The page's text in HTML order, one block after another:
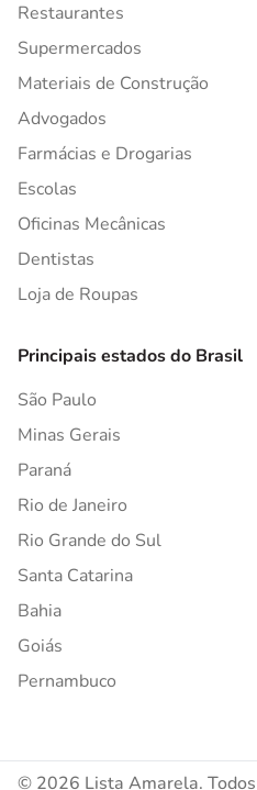
Restaurantes
Supermercados
Materiais de Construção
Advogados
Farmácias e Drogarias
Escolas
Oficinas Mecânicas
Dentistas
Loja de Roupas
Principais estados do Brasil
São Paulo
Minas Gerais
Paraná
Rio de Janeiro
Rio Grande do Sul
Santa Catarina
Bahia
Goiás
Pernambuco
© 2026 Lista Amarela.